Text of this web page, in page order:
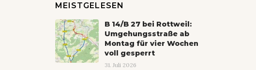
MEISTGELESEN
B 14/B 27 bei Rottweil:
Umgehungsstraße ab
Montag für vier Wochen
voll gesperrt
31. Juli 2026